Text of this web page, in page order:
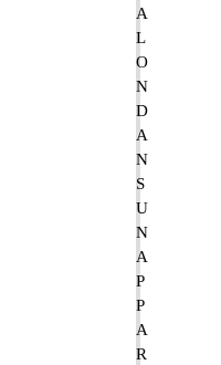
A
L
O
N
D
A
N
S
U
N
A
P
P
A
R